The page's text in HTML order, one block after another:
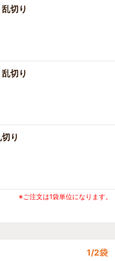
切り
切り
り
※ご注文は1袋単位になります。
1/2袋